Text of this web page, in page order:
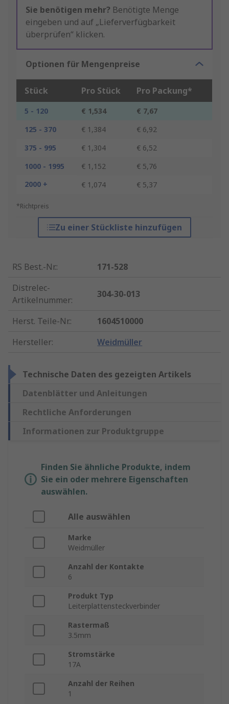
Sie benötigen mehr? Benötigte Menge
eingeben und auf „Lieferverfügbarkeit
überprüfen“ klicken.
Optionen für Mengenpreise
Stück Pro Stück Pro Packung*
5 - 120 € 1,534
€ 7,67
125 - 370
€ 1,384
€ 6,92
375 - 995
€ 1,304
€ 6,52
1000 - 1995
€ 1,152
€ 5,76
2000 +
€ 1,074 € 5,37
*Richtpreis
Zu einer Stückliste hinzufügen
RS Best.-Nr.:
171-528
Distrelec-
Artikelnummer:
304-30-013
Herst. Teile-Nr.:
1604510000
Hersteller: Weidmüller
Technische Daten des gezeigten Artikels
Datenblätter und Anleitungen
Rechtliche Anforderungen
Informationen zur Produktgruppe
Finden Sie ähnliche Produkte, indem
Sie ein oder mehrere Eigenschaften
auswählen.
Alle auswählen
Marke
Weidmüller
Anzahl der Kontakte
6
Produkt Typ
Leiterplattensteckverbinder
Rastermaß
3.5mm
Stromstärke
17A
Anzahl der Reihen
1